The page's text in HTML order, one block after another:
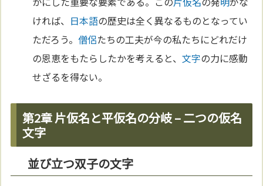
ければ、 日本語の歴史は全く異なるものとなってい
ただろう。僧侶たちの工夫が今の私たちにどれだけ
の恩恵をもたらしたかを考えると、文字の力に感動
せざるを得ない。
第2章 片仮名と平仮名の分岐 – 二つの仮名
文字
並び立つ双子の文字